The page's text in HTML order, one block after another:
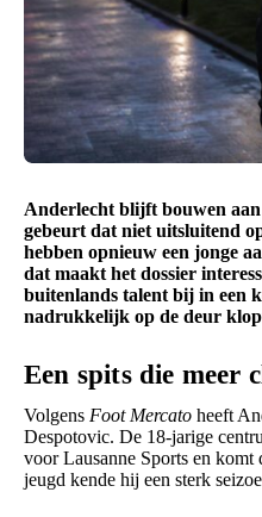
Anderlecht blijft bouwen
gebeurt dat niet uitsluitend
hebben opnieuw een jonge
dat maakt het dossier
buitenlands talent bij in een
nadrukkelijk op de deur
Een spits die meer
Volgens Foot Mercato heeft
Despotovic. De 18-jarige
voor Lausanne Sports en
jeugd kende hij een sterk